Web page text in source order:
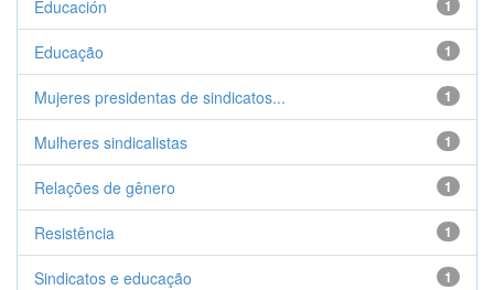
1
Educación
1
Educação
1
Mujeres presidentas de sindicatos...
1
Mulheres sindicalistas
1
Relações de gênero
1
Resistência
1
Sindicatos e educação